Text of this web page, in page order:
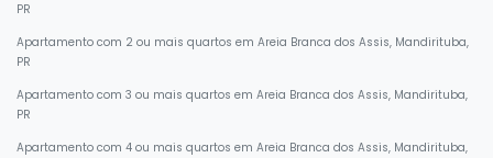
PR
Apartamento com 2 ou mais quartos em Areia Branca dos Assis, Mandirituba,
PR
Apartamento com 3 ou mais quartos em Areia Branca dos Assis, Mandirituba,
PR
Apartamento com 4 ou mais quartos em Areia Branca dos Assis, Mandirituba,